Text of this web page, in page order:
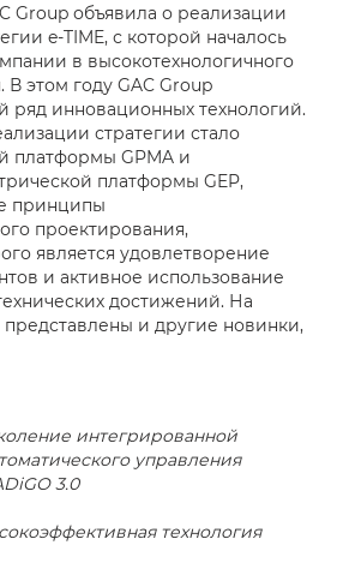
Group объявила о реализации
e-TIME, с которой началось
в высокотехнологичного
В этом году GAC Group
ряд инновационных технологий.
стратегии стало
платформы GPMA и
платформы GEP,
принципы
проектирования,
является удовлетворение
и активное использование
достижений. На
и другие новинки,
интегрированной
управления
3.0
технология